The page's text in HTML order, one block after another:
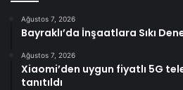
Ağustos 7, 2026
Bayraklı’da İnşaatlara Sıkı
Ağustos 7, 2026
Xiaomi’den uygun fiyatlı 5G
tanıtıldı